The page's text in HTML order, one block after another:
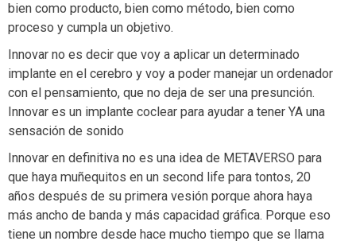
bien como producto, bien como método, bien como
proceso y cumpla un objetivo.
Innovar no es decir que voy a aplicar un determinado
implante en el cerebro y voy a poder manejar un ordenador
con el pensamiento, que no deja de ser una presunción.
Innovar es un implante coclear para ayudar a tener YA una
sensación de sonido
Innovar en definitiva no es una idea de METAVERSO para
que haya muñequitos en un second life para tontos, 20
años después de su primera vesión porque ahora haya
más ancho de banda y más capacidad gráfica. Porque eso
tiene un nombre desde hace mucho tiempo que se llama